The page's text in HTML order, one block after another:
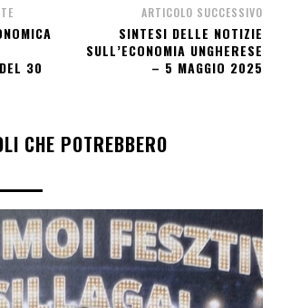
30
ARTICOLO SUCCESSIVO
SINTESI DELLE NOTIZIE
SULL’ECONOMIA UNGHERESE
– 5 MAGGIO 2025
CHE POTREBBERO